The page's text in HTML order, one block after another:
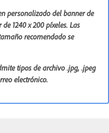
personalizado del banner de
1240 x 200 píxeles. Las
recomendado se
tipos de archivo .jpg, .jpeg
electrónico.